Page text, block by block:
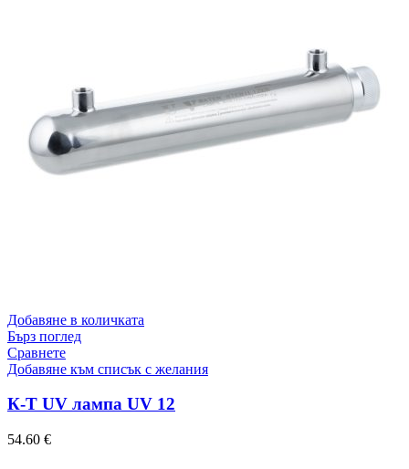
Добавяне в количката
Бърз поглед
Сравнете
Добавяне към списък с желания
К-Т UV лампа UV 12
54.60 €